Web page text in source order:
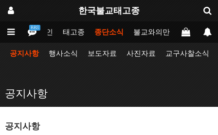
한국불교태고종
BBS
메인 태고종 종단소식 불교와의만남 업무포털
공지사항 행사소식 보도자료 사진자료 교구사찰소식
공지사항
공지사항